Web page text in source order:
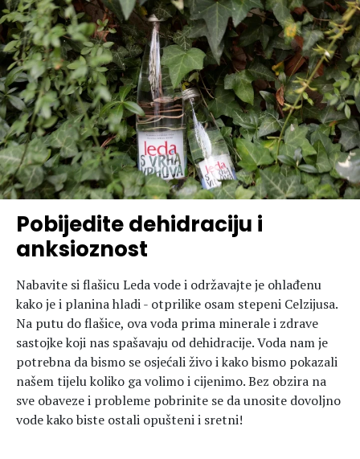
Pobijedite dehidraciju i
anksioznost
Nabavite si flašicu Leda vode i održavajte je ohlađenu
kako je i planina hladi - otprilike osam stepeni Celzijusa.
Na putu do flašice, ova voda prima minerale i zdrave
sastojke koji nas spašavaju od dehidracije. Voda nam je
potrebna da bismo se osjećali živo i kako bismo pokazali
našem tijelu koliko ga volimo i cijenimo. Bez obzira na
sve obaveze i probleme pobrinite se da unosite dovoljno
vode kako biste ostali opušteni i sretni!